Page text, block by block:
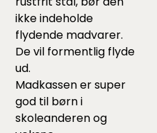
ikke indeholde
flydende madvarer.
De vil formentlig flyde
ud.
Madkassen er super
god til børn i
skoleanderen og